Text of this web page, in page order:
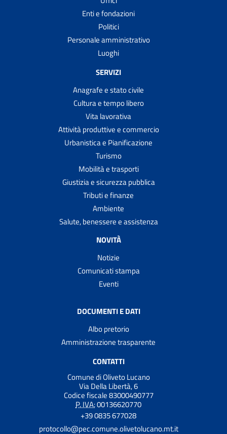
Enti e fondazioni
Politici
Personale amministrativo
Luoghi
SERVIZI
Anagrafe e stato civile
Cultura e tempo libero
Vita lavorativa
Attività produttive e commercio
Urbanistica e Pianificazione
Turismo
Mobilità e trasporti
Giustizia e sicurezza pubblica
Tributi e finanze
Ambiente
Salute, benessere e assistenza
NOVITÀ
Notizie
Comunicati stampa
Eventi
DOCUMENTI E DATI
Albo pretorio
Amministrazione trasparente
CONTATTI
Comune di Oliveto Lucano
Via Della Libertà, 6
Codice fiscale 83000490777
P. IVA:00136620770
+39 0835 677028
protocollo@pec.comune.olivetolucano.mt.it